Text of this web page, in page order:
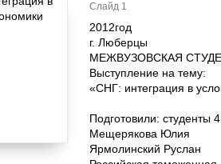
Слайд 1
2012год
г. Люберцы
МЕЖВУЗОВСКАЯ
Выступление на тему:
«СНГ: интеграция в
Подготовили: студенты
Мещерякова Юлия
Ярмолинский Руслан